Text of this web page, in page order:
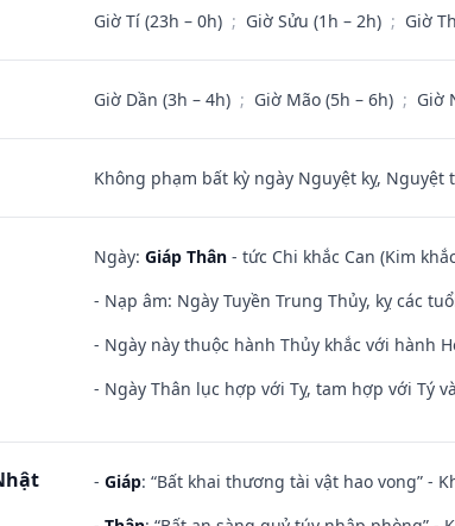
Giờ Tí (23h – 0h) ; Giờ Sửu (1h – 2h) ; Giờ
Giờ Dần (3h – 4h) ; Giờ Mão (5h – 6h) ; Giờ
Không phạm bất kỳ ngày Nguyệt kỵ,
Ngày: Giáp Thân - tức Chi khắc Can (Kim
- Nạp âm: Ngày Tuyền Trung Thủy, kỵ các
- Ngày này thuộc hành Thủy khắc với hành
- Ngày Thân lục hợp với Tỵ, tam hợp với Tý
- Giáp: “Bất khai thương tài vật hao vong” -